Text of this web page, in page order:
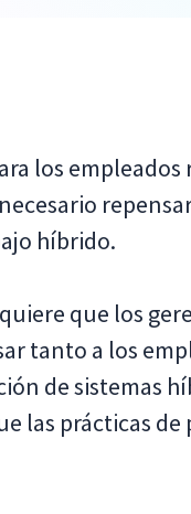
los
híbrido.
que los
tanto a los
de sistemas
las prácticas